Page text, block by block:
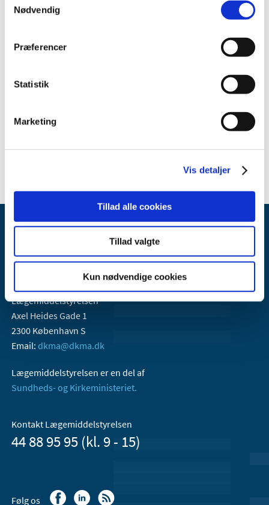
Nødvendig
Præferencer
Statistik
Marketing
Vis detaljer
Tillad alle cookies
Tillad valgte
Kun nødvendige cookies
Sikkerhedsmeddelelse om TherMax Blood Wamer Unit,
(pdf - 0,51 MB)
Sikkerhedsmeddelelse om TherMax Blood Wamer Unit,
(pdf - 0,19 MB)
brugervejledning (Dansk)
Lægemiddelstyrelsen
Axel Heides Gade 1
2300 København S
Email: dkma@dkma.dk
Lægemiddelstyrelsen er en del af
Sundheds- og Kirkeministeriet.
Kontakt Lægemiddelstyrelsen
44 88 95 95 (kl. 9 - 15)
Følg os